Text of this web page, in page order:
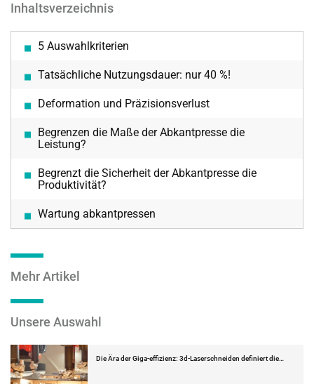
Inhaltsverzeichnis
5 Auswahlkriterien
Tatsächliche Nutzungsdauer: nur 40 %!
Deformation und Präzisionsverlust
Begrenzen die Maße der Abkantpresse die
Leistung?
Begrenzt die Sicherheit der Abkantpresse die
Produktivität?
Wartung abkantpressen
Mehr Artikel
Unsere Auswahl
Die Ära der Giga-effizienz: 3d-Laserschneiden definiert die…